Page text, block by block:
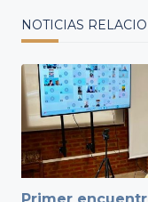
NOTICIAS